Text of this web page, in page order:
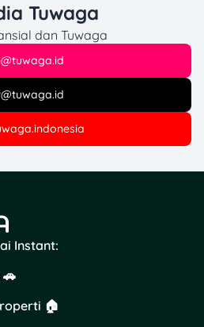
Tuwaga
dan Tuwaga
@tuwaga.id
@tuwaga.id
Instant:
🏠